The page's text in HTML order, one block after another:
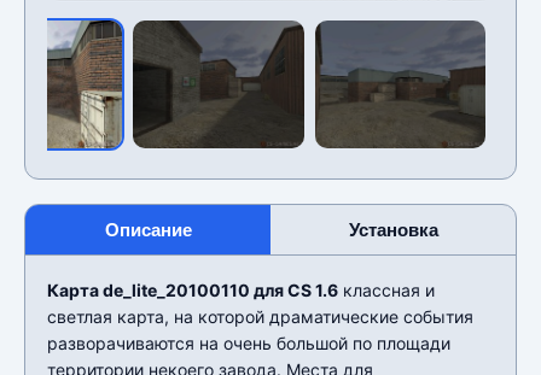
Описание Установка
Карта de_lite_20100110 для CS 1.6 классная и
светлая карта, на которой драматические события
разворачиваются на очень большой по площади
территории некоего завода. Места для